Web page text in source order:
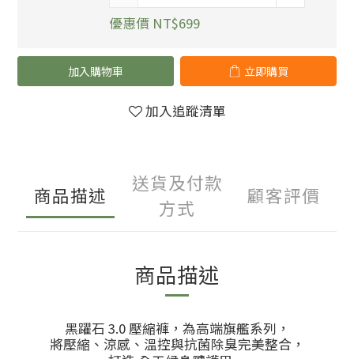
優惠價 NT$699
加入購物車 立即購買
加入追蹤清單
商品描述
送貨及付款
方式
顧客評價
商品描述
黑躍石 3.0 壓縮褲，為高端旗艦系列，
將壓縮、涼感、溫控與抗菌除臭完美整合，